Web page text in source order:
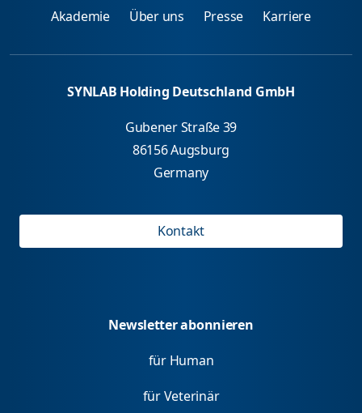
Akademie Über uns Presse Karriere
SYNLAB Holding Deutschland GmbH
Gubener Straße 39
86156 Augsburg
Germany
Kontakt
Newsletter abonnieren
für Human
für Veterinär